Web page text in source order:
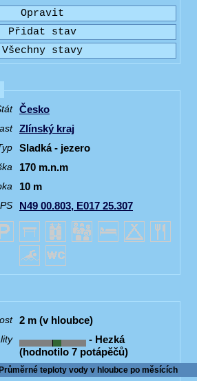
Česko
Zlínský kraj
Sladká - jezero
170 m.n.m
10 m
N49 00.803, E017 25.307
2 m (v hloubce)
- Hezká
(hodnotilo 7 potápěčů)
teploty vody v hloubce po měsících